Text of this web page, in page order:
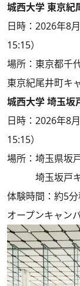
城西大学 東京紀
日時：2026年8
15:15）
場所：東京都千
東京紀尾井町キ
城西大学 埼玉坂
日時：2026年8
15:15）
場所：埼玉県坂
埼玉坂戸キ
体験時間：約5分
オープンキャン